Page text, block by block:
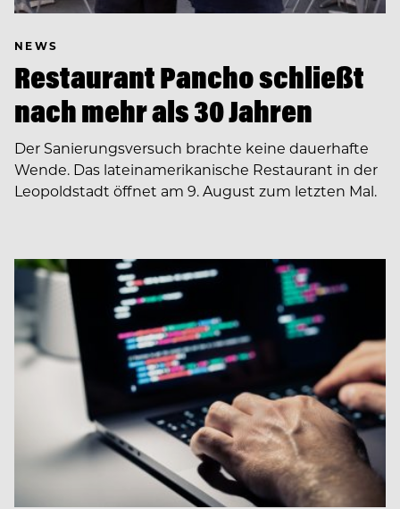
NEWS
Restaurant Pancho schließt
nach mehr als 30 Jahren
Der Sanierungsversuch brachte keine dauerhafte
Wende. Das lateinamerikanische Restaurant in der
Leopoldstadt öffnet am 9. August zum letzten Mal.